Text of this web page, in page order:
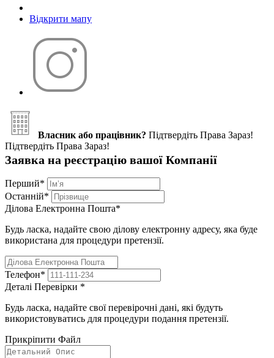
Відкрити мапу
Власник або працівник? Підтвердіть Права Зараз!
Підтвердіть Права Зараз!
Заявка на реєстрацію вашої Компанії
Перший*
Останній*
Ділова Електронна Пошта*
Будь ласка, надайте свою ділову електронну адресу, яка буде
використана для процедури претензії.
Телефон*
Деталі Перевірки *
Будь ласка, надайте свої перевірочні дані, які будуть
використовуватись для процедури подання претензії.
Прикріпити Файл